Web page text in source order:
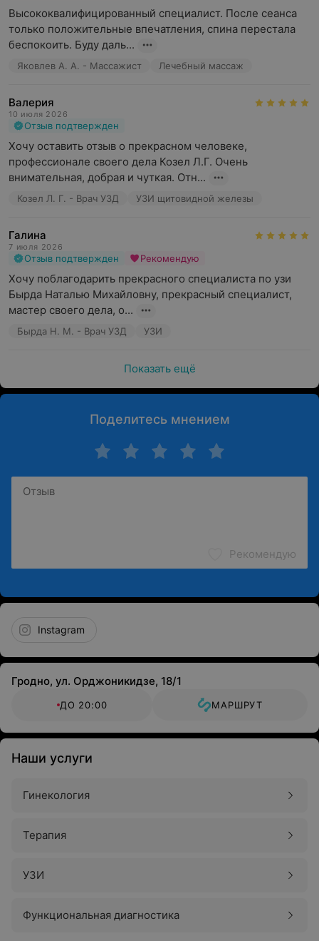
Высококвалифицированный специалист. После сеанса
только положительные впечатления, спина перестала
беспокоить. Буду даль...
Яковлев А. А. - Массажист Лечебный массаж
Валерия
10 июля 2026
Отзыв подтвержден
Хочу оставить отзыв о прекрасном человеке,
профессионале своего дела Козел Л.Г. Очень
внимательная, добрая и чуткая. Отн...
Козел Л. Г. - Врач УЗД УЗИ щитовидной железы
Галина
7 июля 2026
Отзыв подтвержден Рекомендую
Хочу поблагодарить прекрасного специалиста по узи
Бырда Наталью Михайловну, прекрасный специалист,
мастер своего дела, о...
Бырда Н. М. - Врач УЗД УЗИ
Показать ещё
Поделитесь мнением
Рекомендую
Instagram
Гродно, ул. Орджоникидзе, 18/1
ДО 20:00 МАРШРУТ
Наши услуги
Гинекология
Терапия
УЗИ
Функциональная диагностика